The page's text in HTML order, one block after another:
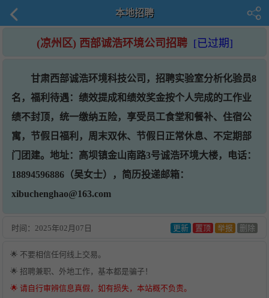
本地招聘
(凉州区) 西部诚浩环境公司招聘 [已过期]
甘肃西部诚浩环境科技公司，招聘实验室分析化验员8
名，福利待遇：绩效提成和绩效奖金按个人完成的工作业
绩不封顶，统一缴纳五险，享受员工食堂和餐补、住宿公
寓，节假日福利，周末双休、节假日正常休息、不定期部
门团建。地址：高坝镇金山南路3号诚浩环境大楼，电话：
18894596886（吴女士），简历投递邮箱：
xibuchenghao@163.com
时间： 2025年02月07日 更新 置顶 举报 删除
🌟 不要相信任何线上交易。
🌟 招聘兼职、外地工作，基本都是骗子！
🌟 请自行审辨信息真假，如有损失，本站概不负责。